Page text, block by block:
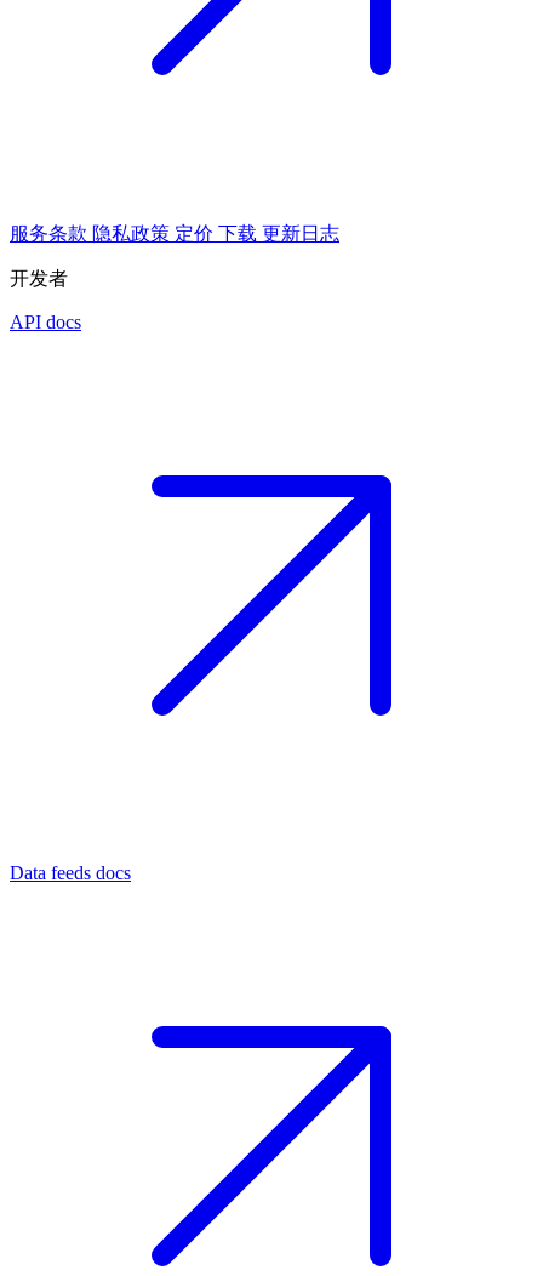
服务条款 隐私政策 定价 下载 更新日志
开发者
API docs
Data feeds docs